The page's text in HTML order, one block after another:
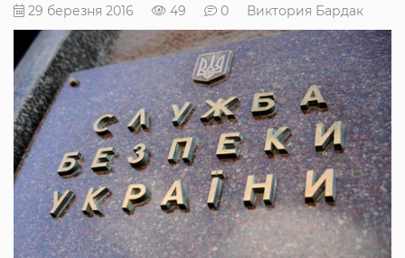
29 березня 2016 49 0 Виктория Бардак